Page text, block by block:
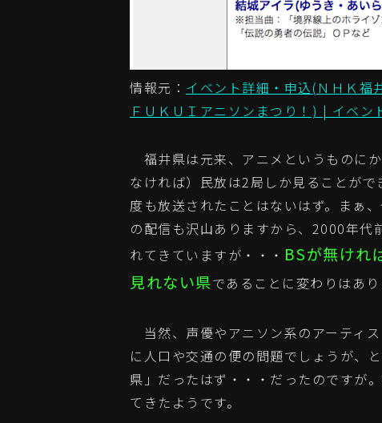
情報元： イベント詳細・申込(ＮＨＫ福
ＦＵＫＵＩアニソンまつり！) | イベ
福井県は元来、アニメというものに
なければ）民放は2局しか見ることが
度も放送されたことはないはず。まぁ
の配信も沢山ありますから、2000年代
れてきていますが・・・ BSが無けれ
見れない県であることに変わりはあり
当然、声優やアニソン系のアーティ
に人口や交通の便の問題でしょうが、
県」だったはず・・・だったのですが
てきたようです。